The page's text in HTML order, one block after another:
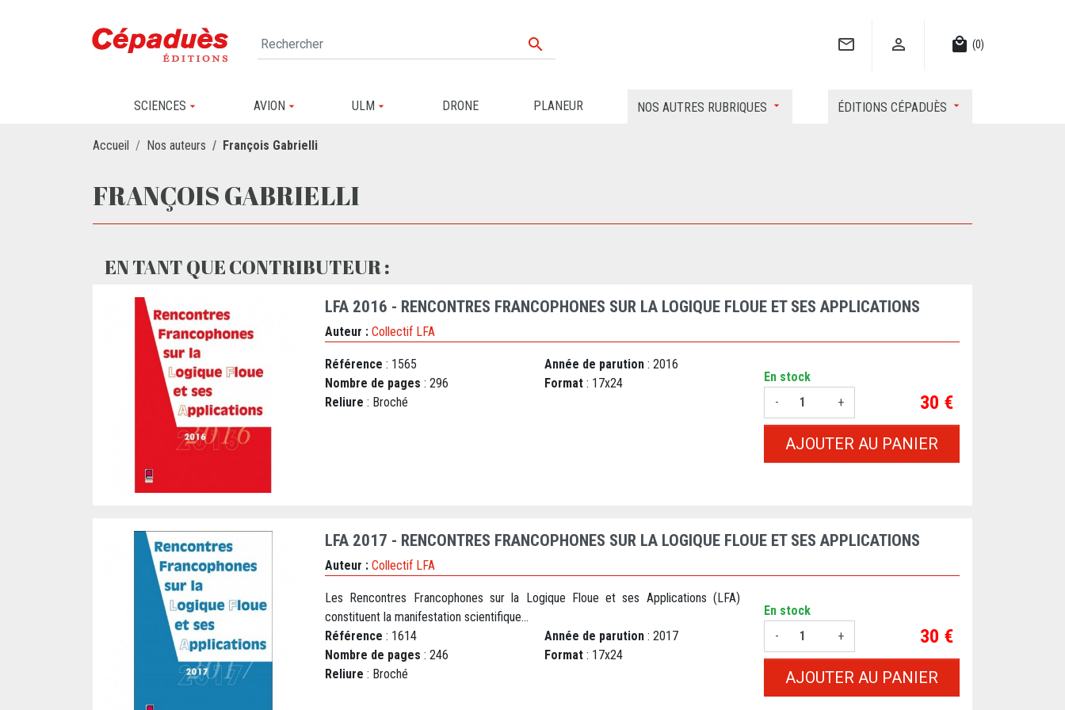
   local_mall (0)
SCIENCES AVION ULM DRONE PLANEUR NOS AUTRES RUBRIQUES ÉDITIONS CÉPADUÈS
Accueil Nos auteurs François Gabrielli
FRANÇOIS GABRIELLI
EN TANT QUE CONTRIBUTEUR :
LFA 2016 - RENCONTRES FRANCOPHONES SUR LA LOGIQUE FLOUE ET SES APPLICATIONS
Auteur : Collectif LFA
Référence : 1565 Année de parution : 2016
Nombre de pages : 296 Format : 17x24
Reliure : Broché
En stock
-
+ Prix
30 €
AJOUTER AU PANIER
LFA 2017 - RENCONTRES FRANCOPHONES SUR LA LOGIQUE FLOUE ET SES APPLICATIONS
Auteur : Collectif LFA
Les Rencontres Francophones sur la Logique Floue et ses Applications (LFA)
constituent la manifestation scientifique...
Référence : 1614 Année de parution : 2017
Nombre de pages : 246 Format : 17x24
Reliure : Broché
En stock
-
+ Prix
30 €
AJOUTER AU PANIER